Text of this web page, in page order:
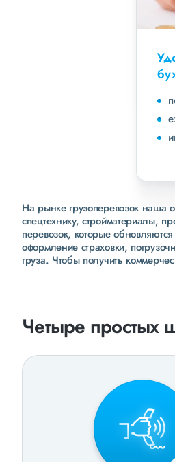
Удобная и безопасная
полностью «белая
ежемесячные сверки
интеграция заявок с 1С
На рынке грузоперевозок наша
спецтехнику, стройматериалы,
перевозок, которые
оформление страховки,
груза. Чтобы получить
Четыре простых